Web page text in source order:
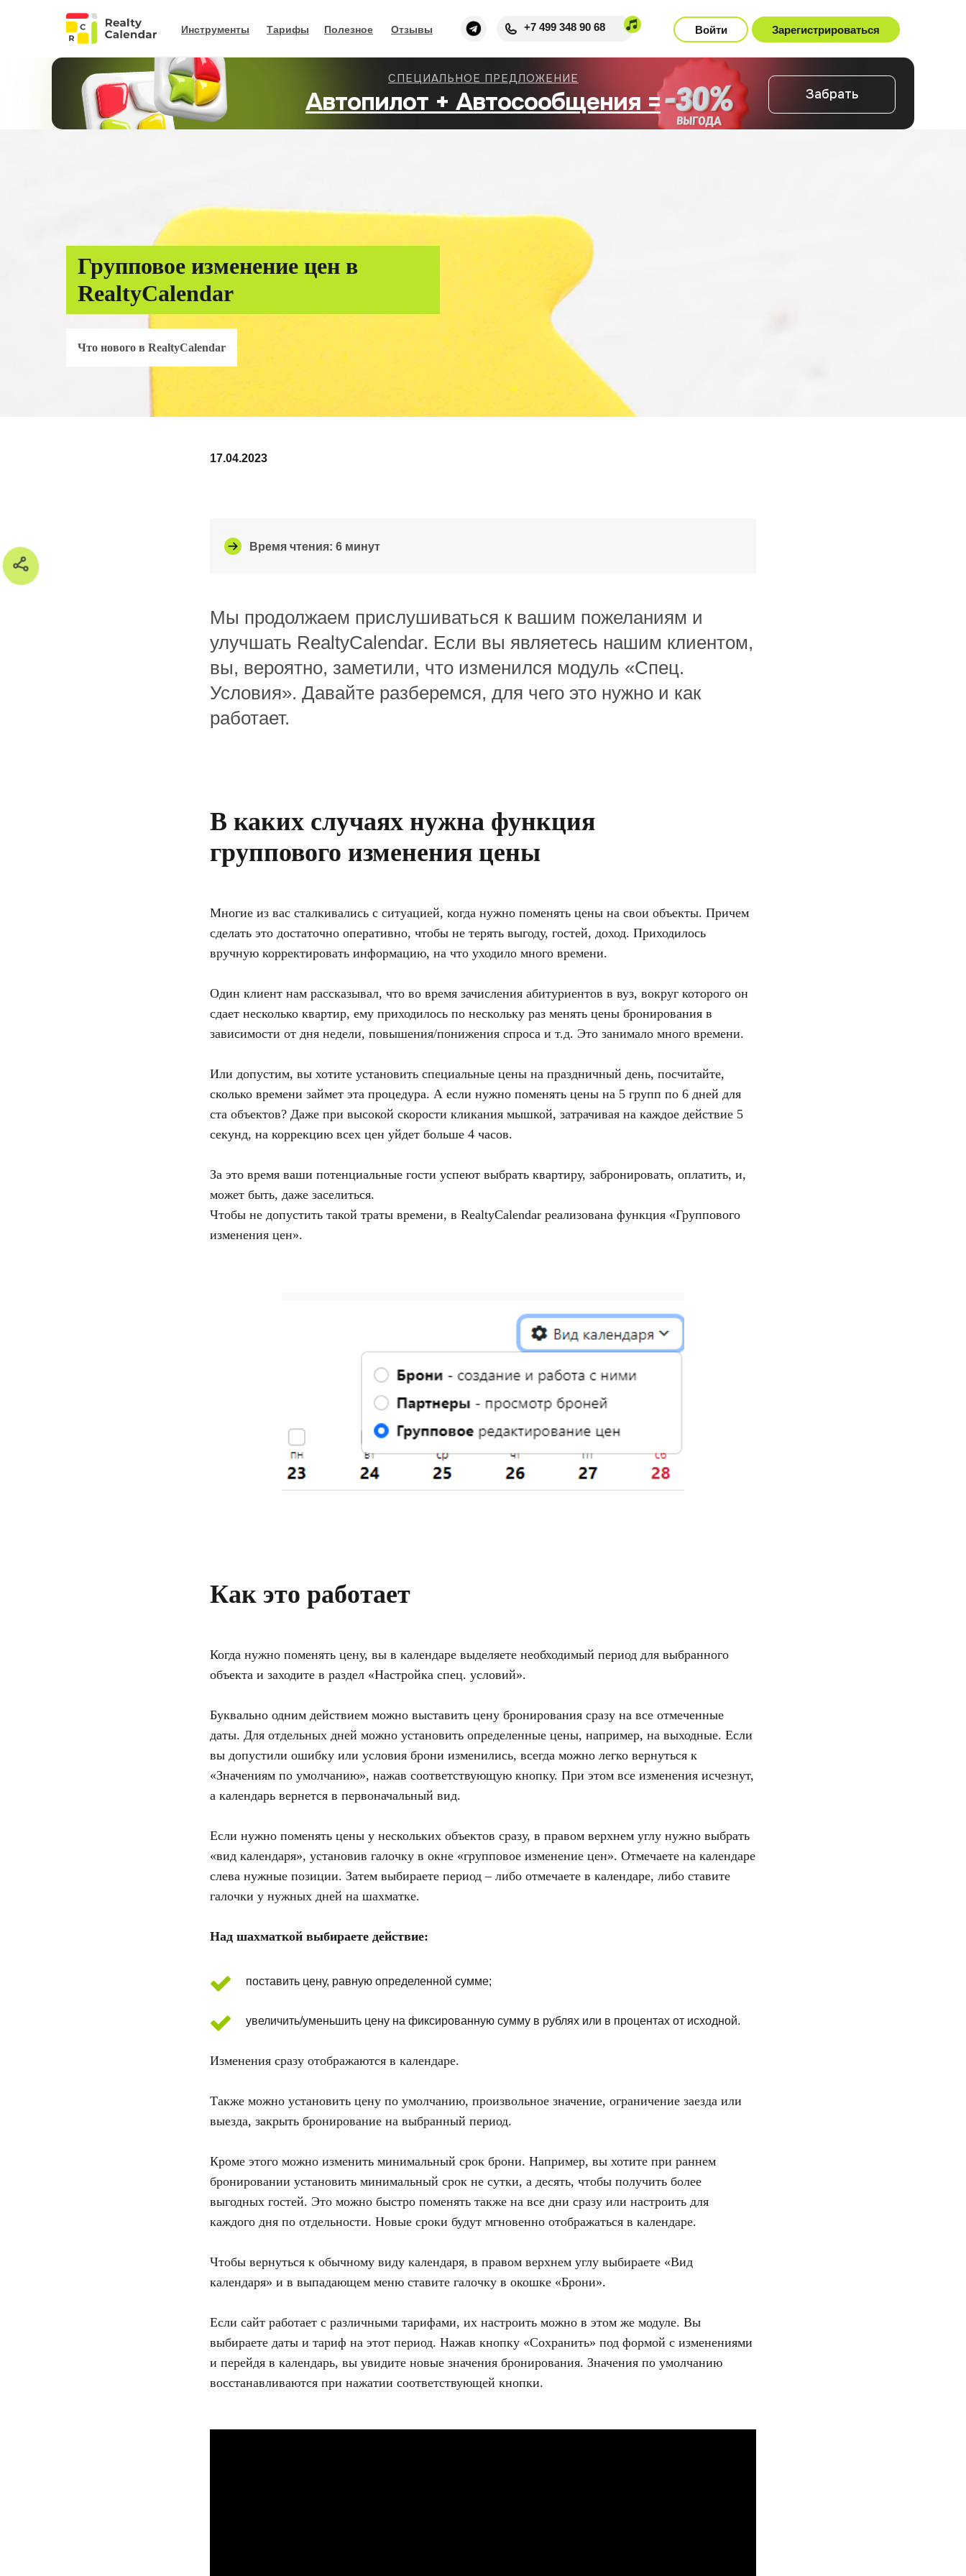
Инструменты Тарифы Войти Зарегистрироваться
+7 499 348 90 68
Отзывы
Полезное
Автопилот + Автосообщения =
СПЕЦИАЛЬНОЕ ПРЕДЛОЖЕНИЕ
Забрать
Групповое изменение цен в
RealtyCalendar
Что нового в RealtyCalendar
17.04.2023
Время чтения: 6 минут
Мы продолжаем прислушиваться к вашим пожеланиям и
улучшать RealtyCalendar. Если вы являетесь нашим клиентом,
вы, вероятно, заметили, что изменился модуль «Спец.
Условия». Давайте разберемся, для чего это нужно и как
работает.
В каких случаях нужна функция
группового изменения цены
Многие из вас сталкивались с ситуацией, когда нужно поменять цены на свои объекты. Причем
сделать это достаточно оперативно, чтобы не терять выгоду, гостей, доход. Приходилось
вручную корректировать информацию, на что уходило много времени.
Один клиент нам рассказывал, что во время зачисления абитуриентов в вуз, вокруг которого он
сдает несколько квартир, ему приходилось по нескольку раз менять цены бронирования в
зависимости от дня недели, повышения/понижения спроса и т.д. Это занимало много времени.
Или допустим, вы хотите установить специальные цены на праздничный день, посчитайте,
сколько времени займет эта процедура. А если нужно поменять цены на 5 групп по 6 дней для
ста объектов? Даже при высокой скорости кликания мышкой, затрачивая на каждое действие 5
секунд, на коррекцию всех цен уйдет больше 4 часов.
За это время ваши потенциальные гости успеют выбрать квартиру, забронировать, оплатить, и,
может быть, даже заселиться.
Чтобы не допустить такой траты времени, в RealtyCalendar реализована функция «Группового
изменения цен».
Как это работает
Когда нужно поменять цену, вы в календаре выделяете необходимый период для выбранного
объекта и заходите в раздел «Настройка спец. условий».
Буквально одним действием можно выставить цену бронирования сразу на все отмеченные
даты. Для отдельных дней можно установить определенные цены, например, на выходные. Если
вы допустили ошибку или условия брони изменились, всегда можно легко вернуться к
«Значениям по умолчанию», нажав соответствующую кнопку. При этом все изменения исчезнут,
а календарь вернется в первоначальный вид.
Если нужно поменять цены у нескольких объектов сразу, в правом верхнем углу нужно выбрать
«вид календаря», установив галочку в окне «групповое изменение цен». Отмечаете на календаре
слева нужные позиции. Затем выбираете период – либо отмечаете в календаре, либо ставите
галочки у нужных дней на шахматке.
Над шахматкой выбираете действие:
поставить цену, равную определенной сумме;
увеличить/уменьшить цену на фиксированную сумму в рублях или в процентах от исходной.
Изменения сразу отображаются в календаре.
Также можно установить цену по умолчанию, произвольное значение, ограничение заезда или
выезда, закрыть бронирование на выбранный период.
Кроме этого можно изменить минимальный срок брони. Например, вы хотите при раннем
бронировании установить минимальный срок не сутки, а десять, чтобы получить более
выгодных гостей. Это можно быстро поменять также на все дни сразу или настроить для
каждого дня по отдельности. Новые сроки будут мгновенно отображаться в календаре.
Чтобы вернуться к обычному виду календаря, в правом верхнем углу выбираете «Вид
календаря» и в выпадающем меню ставите галочку в окошке «Брони».
Если сайт работает с различными тарифами, их настроить можно в этом же модуле. Вы
выбираете даты и тариф на этот период. Нажав кнопку «Сохранить» под формой с изменениями
и перейдя в календарь, вы увидите новые значения бронирования. Значения по умолчанию
восстанавливаются при нажатии соответствующей кнопки.